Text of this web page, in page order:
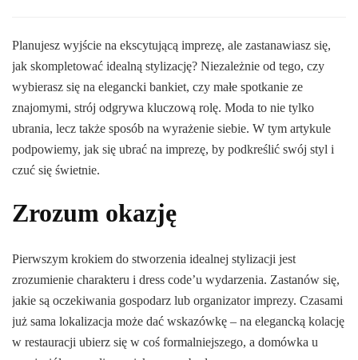
Planujesz wyjście na ekscytującą imprezę, ale zastanawiasz się,
jak skompletować idealną stylizację? Niezależnie od tego, czy
wybierasz się na elegancki bankiet, czy małe spotkanie ze
znajomymi, strój odgrywa kluczową rolę. Moda to nie tylko
ubrania, lecz także sposób na wyrażenie siebie. W tym artykule
podpowiemy, jak się ubrać na imprezę, by podkreślić swój styl i
czuć się świetnie.
Zrozum okazję
Pierwszym krokiem do stworzenia idealnej stylizacji jest
zrozumienie charakteru i dress code’u wydarzenia. Zastanów się,
jakie są oczekiwania gospodarz lub organizator imprezy. Czasami
już sama lokalizacja może dać wskazówkę – na elegancką kolację
w restauracji ubierz się w coś formalniejszego, a domówka u